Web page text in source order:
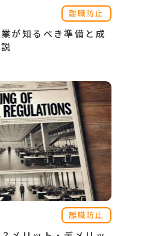
離職防止
が知るべき準備と成
離職防止